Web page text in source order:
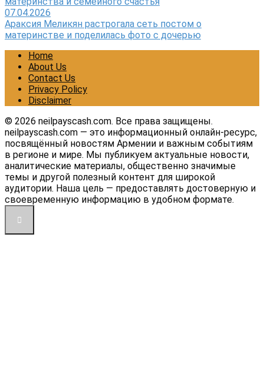
07.04.2026
Араксия Меликян растрогала сеть постом о
материнстве и поделилась фото с дочерью
Home
About Us
Contact Us
Privacy Policy
Disclaimer
© 2026 neilpayscash.com. Все права защищены.
neilpayscash.com — это информационный онлайн-ресурс,
посвящённый новостям Армении и важным событиям
в регионе и мире. Мы публикуем актуальные новости,
аналитические материалы, общественно значимые
темы и другой полезный контент для широкой
аудитории. Наша цель — предоставлять достоверную и
своевременную информацию в удобном формате.